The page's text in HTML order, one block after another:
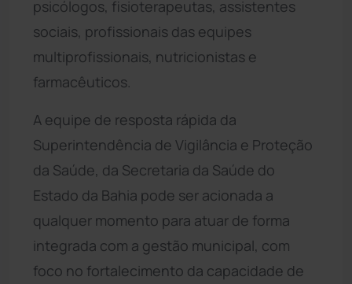
psicólogos, fisioterapeutas, assistentes
sociais, profissionais das equipes
multiprofissionais, nutricionistas e
farmacêuticos.
A equipe de resposta rápida da
Superintendência de Vigilância e Proteção
da Saúde, da Secretaria da Saúde do
Estado da Bahia pode ser acionada a
qualquer momento para atuar de forma
integrada com a gestão municipal, com
foco no fortalecimento da capacidade de